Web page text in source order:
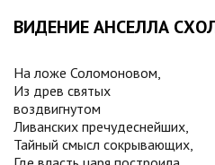
ВИДЕНИЕ АНСЕЛЛА
На ложе Соломоновом,
Из древ святых
воздвигнутом
Ливанских пречудеснейших,
Тайный смысл сокрывающих,